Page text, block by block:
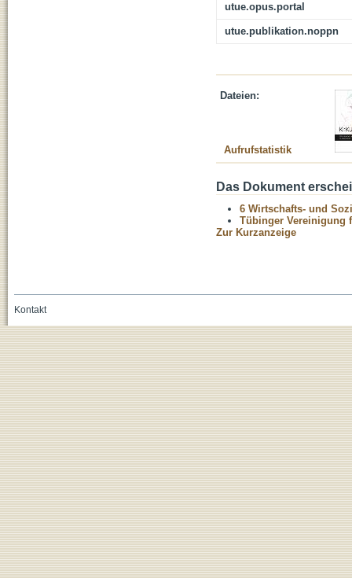
utue.opus.portal
utue.publikation.noppn
Dateien:
Aufrufstatistik
Das Dokument
6 Wirtschafts- und
Tübinger Vereinigung
Zur Kurzanzeige
Kontakt